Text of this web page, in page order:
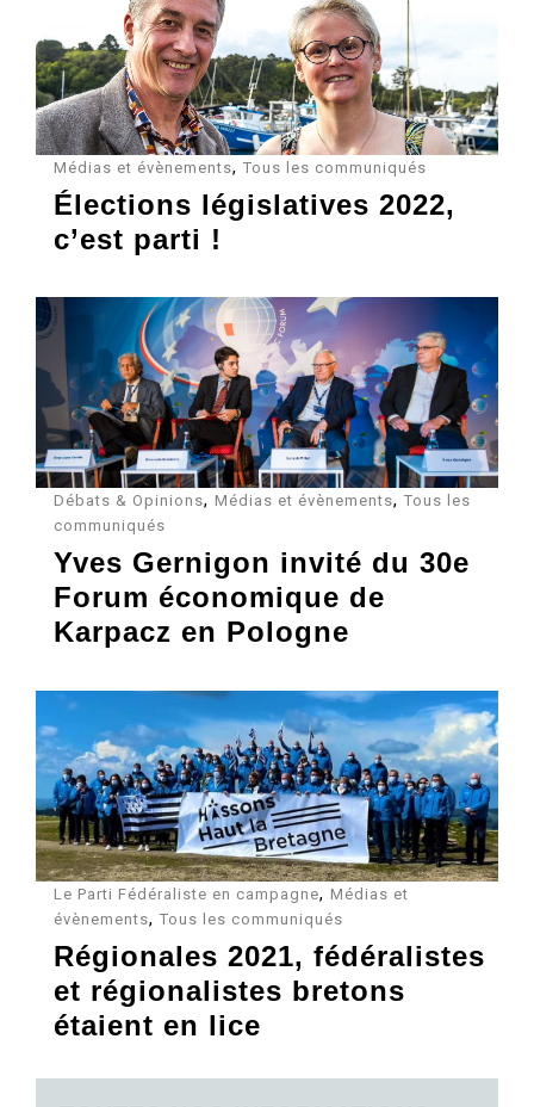
Médias et évènements, Tous les communiqués
Élections législatives 2022,
c’est parti !
Débats & Opinions, Médias et évènements, Tous les
communiqués
Yves Gernigon invité du 30e
Forum économique de
Karpacz en Pologne
Le Parti Fédéraliste en campagne, Médias et
évènements, Tous les communiqués
Régionales 2021, fédéralistes
et régionalistes bretons
étaient en lice